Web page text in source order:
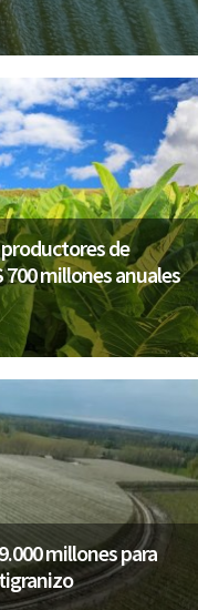
de
millones anuales
millones para